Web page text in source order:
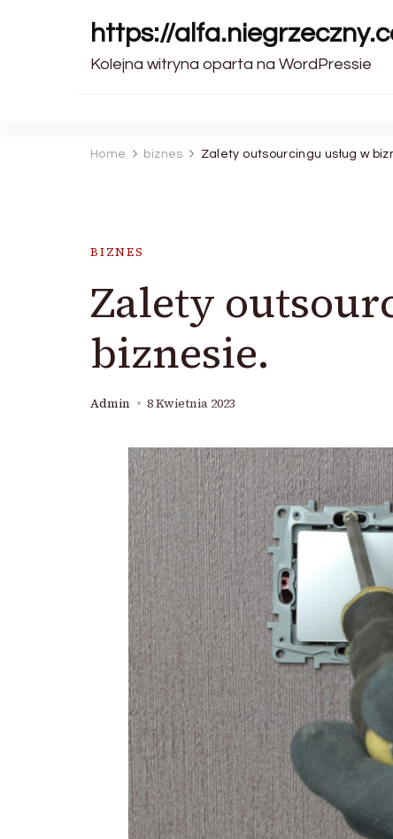
https://
Kolejna witryna oparta na WordPressie
Home biznes Zalety outsourcingu usług w
BIZNES
Zalety
biznesie.
Admin 8 Kwietnia 2023